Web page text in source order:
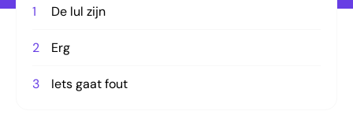
1 De lul zijn
2 Erg
3 Iets gaat fout